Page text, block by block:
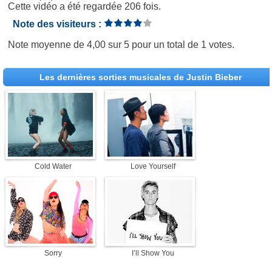
Cette vidéo a été regardée 206 fois.
Note des visiteurs :
Note moyenne de4,00 sur5 pour un total de 1 votes.
Les dernières sorties musicales de Justin Bieber
Cold Water Love Yourself
Sorry I’ll Show You